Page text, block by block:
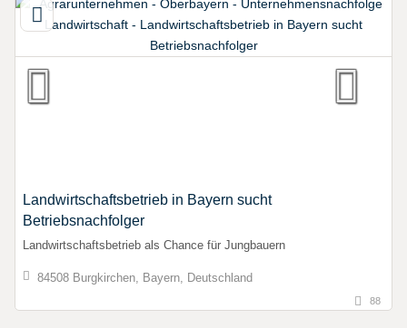
Landwirtschaftsbetrieb in Bayern sucht
Betriebsnachfolger
Landwirtschaftsbetrieb als Chance für Jungbauern
84508 Burgkirchen, Bayern, Deutschland
88